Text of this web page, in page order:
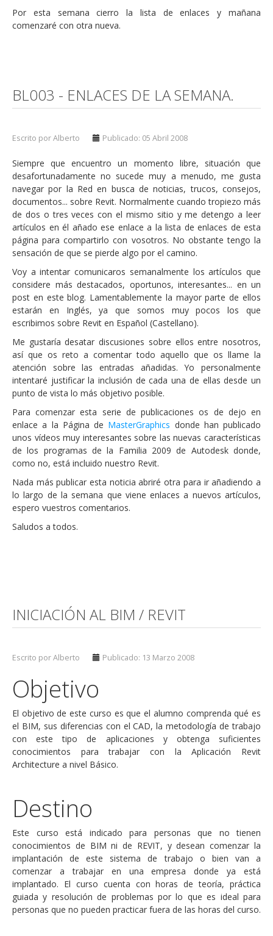
Por esta semana cierro la lista de enlaces y mañana
comenzaré con otra nueva.
BL003 - ENLACES DE LA SEMANA.
Escrito por Alberto Publicado: 05 Abril 2008
Siempre que encuentro un momento libre, situación que
desafortunadamente no sucede muy a menudo, me gusta
navegar por la Red en busca de noticias, trucos, consejos,
documentos... sobre Revit. Normalmente cuando tropiezo más
de dos o tres veces con el mismo sitio y me detengo a leer
artículos en él añado ese enlace a la lista de enlaces de esta
página para compartirlo con vosotros. No obstante tengo la
sensación de que se pierde algo por el camino.
Voy a intentar comunicaros semanalmente los artículos que
considere más destacados, oportunos, interesantes... en un
post en este blog. Lamentablemente la mayor parte de ellos
estarán en Inglés, ya que somos muy pocos los que
escribimos sobre Revit en Español (Castellano).
Me gustaría desatar discusiones sobre ellos entre nosotros,
así que os reto a comentar todo aquello que os llame la
atención sobre las entradas añadidas. Yo personalmente
intentaré justificar la inclusión de cada una de ellas desde un
punto de vista lo más objetivo posible.
Para comenzar esta serie de publicaciones os de dejo en
enlace a la Página de MasterGraphics donde han publicado
unos vídeos muy interesantes sobre las nuevas características
de los programas de la Familia 2009 de Autodesk donde,
como no, está incluido nuestro Revit.
Nada más publicar esta noticia abriré otra para ir añadiendo a
lo largo de la semana que viene enlaces a nuevos artículos,
espero vuestros comentarios.
Saludos a todos.
INICIACIÓN AL BIM / REVIT
Escrito por Alberto Publicado: 13 Marzo 2008
Objetivo
El objetivo de este curso es que el alumno comprenda qué es
el BIM, sus diferencias con el CAD, la metodología de trabajo
con este tipo de aplicaciones y obtenga suficientes
conocimientos para trabajar con la Aplicación Revit
Architecture a nivel Básico.
Destino
Este curso está indicado para personas que no tienen
conocimientos de BIM ni de REVIT, y desean comenzar la
implantación de este sistema de trabajo o bien van a
comenzar a trabajar en una empresa donde ya está
implantado. El curso cuenta con horas de teoría, práctica
guiada y resolución de problemas por lo que es ideal para
personas que no pueden practicar fuera de las horas del curso.